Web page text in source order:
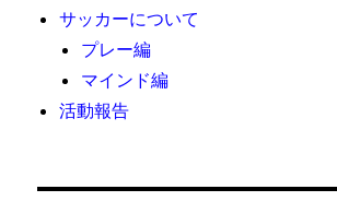
サッカーについて
プレー編
マインド編
活動報告